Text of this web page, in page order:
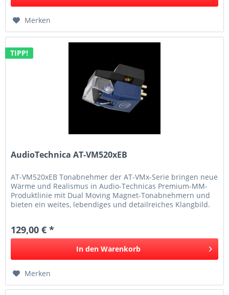
Merken
TIPP!
AudioTechnica AT-VM520xEB
AT-VM520xEB Tonabnehmer der AT-VMx-Serie bringen neue
Wärme und Realismus in Audio-Technicas Premium-MM-
Produktlinie mit Dual Moving Magnet-Tonabnehmern und
bieten ein weites, lebendiges und detailreiches Klangbild.
129,00 € *
In den Warenkorb
Merken